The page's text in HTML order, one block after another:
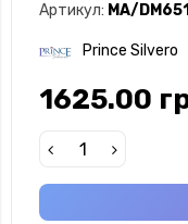
Артикул: MA/
Prince Silvero
1625.00